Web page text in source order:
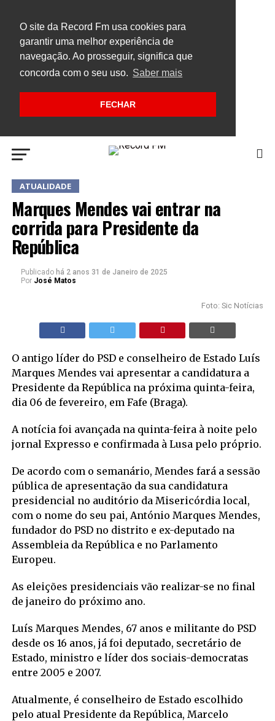
O site da Record Fm usa cookies para
garantir uma melhor experiência de
navegação. Ao prosseguir, significa que
concorda com o seu uso. Saber mais
FECHAR
ATUALIDADE
Marques Mendes vai entrar na
corrida para Presidente da
República
Publicado há 2 anos 31 de Janeiro de 2025
Por José Matos
Foto: Sic Notícias
O antigo líder do PSD e conselheiro de Estado Luís
Marques Mendes vai apresentar a candidatura a
Presidente da República na próxima quinta-feira,
dia 06 de fevereiro, em Fafe (Braga).
A notícia foi avançada na quinta-feira à noite pelo
jornal Expresso e confirmada à Lusa pelo próprio.
De acordo com o semanário, Mendes fará a sessão
pública de apresentação da sua candidatura
presidencial no auditório da Misericórdia local,
com o nome do seu pai, António Marques Mendes,
fundador do PSD no distrito e ex-deputado na
Assembleia da República e no Parlamento
Europeu.
As eleições presidenciais vão realizar-se no final
de janeiro do próximo ano.
Luís Marques Mendes, 67 anos e militante do PSD
desde os 16 anos, já foi deputado, secretário de
Estado, ministro e líder dos sociais-democratas
entre 2005 e 2007.
Atualmente, é conselheiro de Estado escolhido
pelo atual Presidente da República, Marcelo